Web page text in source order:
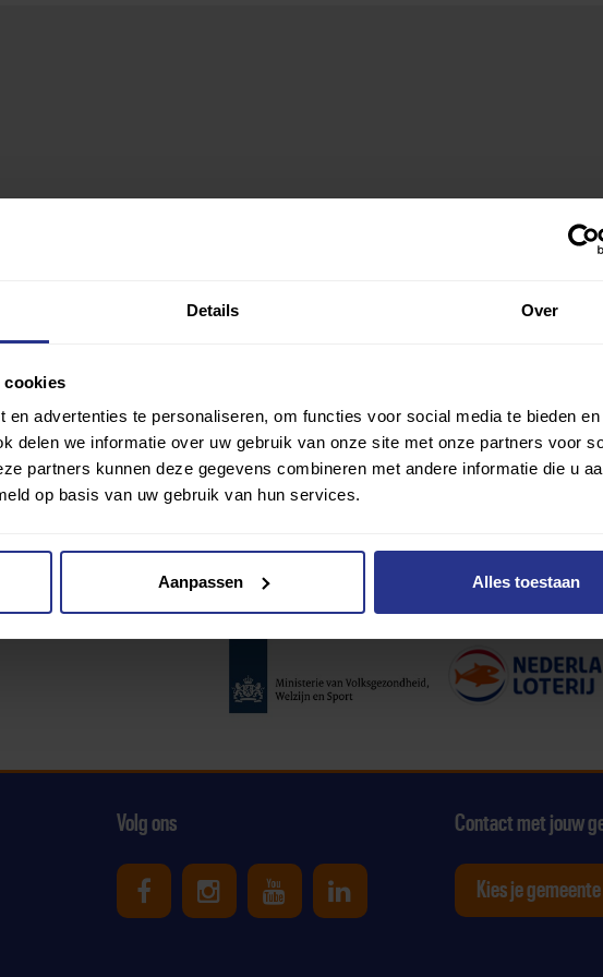
Details Over
cookies
en advertenties te personaliseren, om functies voor social media te bieden en
delen we informatie over uw gebruik van onze site met onze partners voor
partners kunnen deze gegevens combineren met andere informatie die u
op basis van uw gebruik van hun services.
Aanpassen Alles toestaan
Partners:
Volg ons
Uniek Sporten op Facebook
Uniek Sporten op Instagram
Uniek Sporten op Youtube
Uniek Sporten op
Contact met jouw
Kies je gemeente